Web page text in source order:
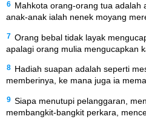
6 Mahkota orang-orang tua adalah
anak-anak ialah nenek moyang
7 Orang bebal tidak layak
apalagi orang mulia mengucapkan
8 Hadiah suapan adalah seperti
memberinya, ke mana juga ia
9 Siapa menutupi pelanggaran,
membangkit-bangkit perkara,